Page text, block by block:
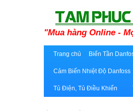
"Mua hàng Online -
Trang chủ Biến Tần
Cảm Biến Nhiệt Độ Danfoss
Tủ Điện, Tủ Điều Khiển